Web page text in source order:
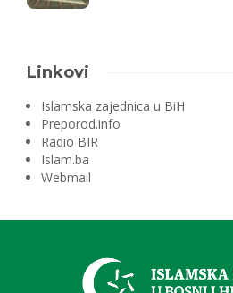
Linkovi
Islamska zajednica u BiH
Preporod.info
Radio BIR
Islam.ba
Webmail